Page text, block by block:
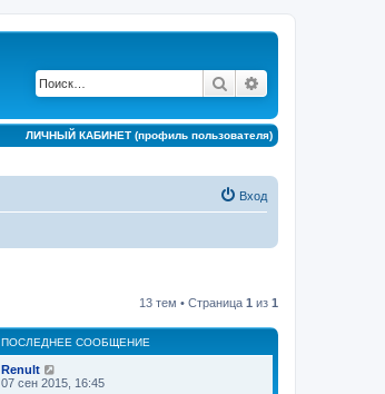
Поиск
ЛИЧНЫЙ КАБИНЕТ (профиль пользователя)
Вход
13 тем • Страница 1 из 1
ПОСЛЕДНЕЕ СООБЩЕНИЕ
Renult
07 сен 2015, 16:45